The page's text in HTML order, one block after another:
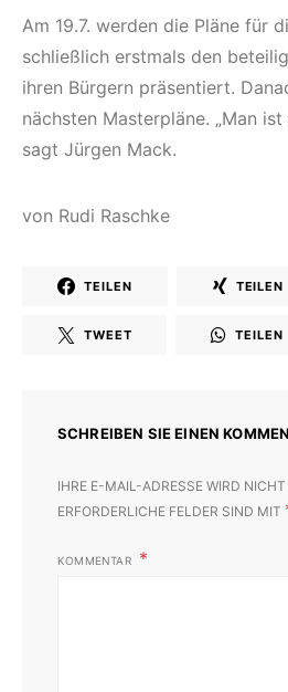
Am 19.7. werden die Pläne für
schließlich erstmals den
ihren Bürgern präsentiert.
nächsten Masterpläne. „Man
sagt Jürgen Mack.
von Rudi Raschke
TEILEN TEILEN
TWEET TEILEN
SCHREIBEN SIE EINEN
IHRE E-MAIL-ADRESSE WIRD
ERFORDERLICHE FELDER SIND MIT
KOMMENTAR